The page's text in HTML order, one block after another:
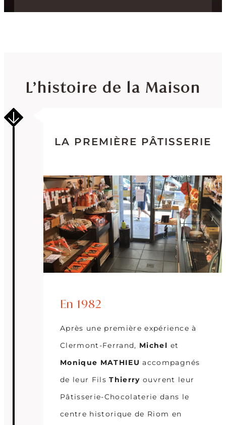
L’histoire de la Maison
LA PREMIÈRE PÂTISSERIE
En 1982
Après une première expérience à
Clermont-Ferrand, Michel et
Monique MATHIEU accompagnés
de leur FilsThierry ouvrent leur
Pâtisserie-Chocolaterie dans le
centre historique de Riom en